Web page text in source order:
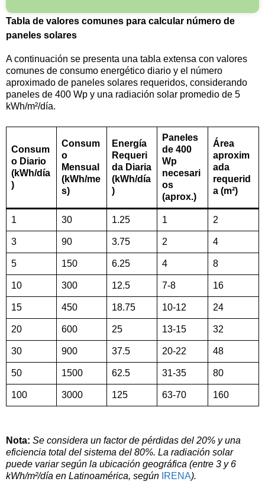
Tabla de valores comunes para calcular número de
paneles solares
A continuación se presenta una tabla extensa con valores
comunes de consumo energético diario y el número
aproximado de paneles solares requeridos, considerando
paneles de 400 Wp y una radiación solar promedio de 5
kWh/m²/día.
Consum
o Diario
(kWh/día
)
Consum
o
Mensual
(kWh/me
s)
Energía
Requeri
da Diaria
(kWh/día
)
Paneles
de 400
Wp
necesari
os
(aprox.)
Área
aproxim
ada
requerid
a (m²)
1 30 1.25 1 2
3 90 3.75 2 4
5 150 6.25 4 8
10 300 12.5 7-8 16
15 450 18.75 10-12 24
20 600 25 13-15 32
30 900 37.5 20-22 48
50 1500 62.5 31-35 80
100 3000 125 63-70 160
Nota: Se considera un factor de pérdidas del 20% y una
eficiencia total del sistema del 80%. La radiación solar
puede variar según la ubicación geográfica (entre 3 y 6
kWh/m²/día en Latinoamérica, según IRENA).